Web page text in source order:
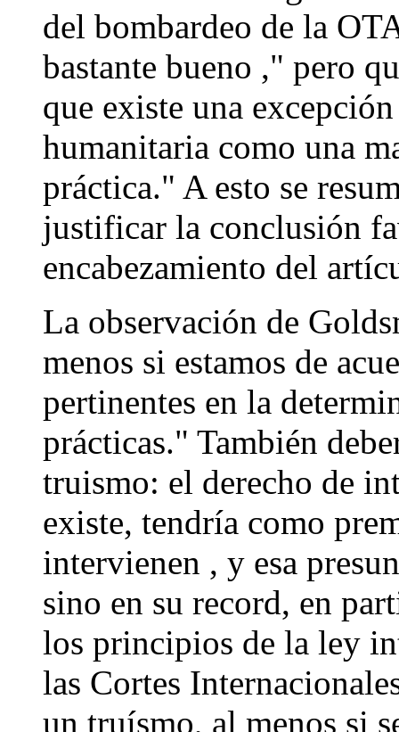
del bombardeo de la
bastante bueno ," pero
que existe una
humanitaria como una
práctica." A esto se
justificar la conclusión
encabezamiento del
La observación de
menos si estamos de
pertinentes en la
prácticas." También
truismo: el derecho de
existe, tendría como
intervienen , y esa
sino en su record, en
los principios de la ley
las Cortes
un truísmo, al menos si